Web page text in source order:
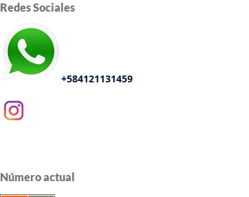
Redes Sociales
+584121131459
Número actual